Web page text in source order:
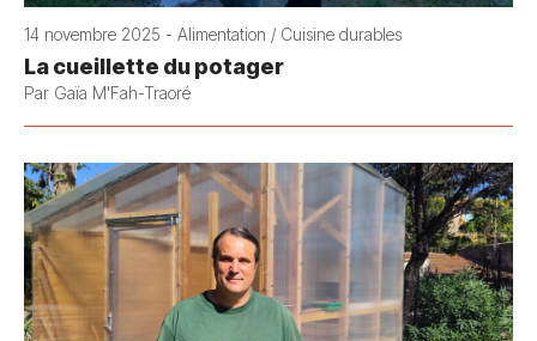
14 novembre 2025 - Alimentation / Cuisine durables
La cueillette du potager
Par Gaïa M'Fah-Traoré